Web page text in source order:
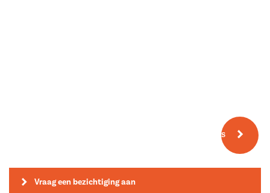
Meer fotos
Vraag een bezichtiging aan